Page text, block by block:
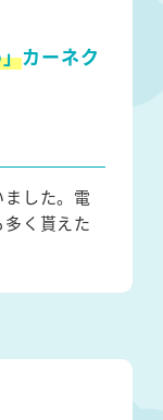
カーネク
した。電
く貰えた